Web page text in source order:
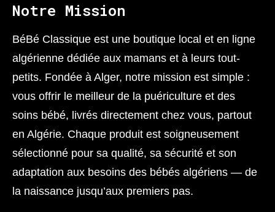
Notre Mission
BéBé Classique est une boutique local et en ligne
algérienne dédiée aux mamans et à leurs tout-
petits. Fondée à Alger, notre mission est simple :
vous offrir le meilleur de la puériculture et des
soins bébé, livrés directement chez vous, partout
en Algérie. Chaque produit est soigneusement
sélectionné pour sa qualité, sa sécurité et son
adaptation aux besoins des bébés algériens — de
la naissance jusqu’aux premiers pas.